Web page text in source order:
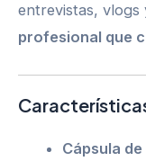
entrevistas, vlogs
profesional que
Cápsula